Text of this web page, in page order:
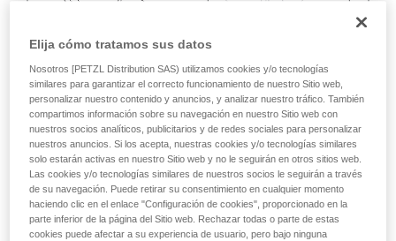
Elija cómo tratamos sus datos
Nosotros [PETZL Distribution SAS) utilizamos cookies y/o tecnologías
similares para garantizar el correcto funcionamiento de nuestro Sitio web,
personalizar nuestro contenido y anuncios, y analizar nuestro tráfico. También
compartimos información sobre su navegación en nuestro Sitio web con
nuestros socios analíticos, publicitarios y de redes sociales para personalizar
nuestros anuncios. Si los acepta, nuestras cookies y/o tecnologías similares
solo estarán activas en nuestro Sitio web y no le seguirán en otros sitios web.
Las cookies y/o tecnologías similares de nuestros socios le seguirán a través
de su navegación. Puede retirar su consentimiento en cualquier momento
haciendo clic en el enlace "Configuración de cookies", proporcionado en la
parte inferior de la página del Sitio web. Rechazar todas o parte de estas
cookies puede afectar a su experiencia de usuario, pero bajo ninguna